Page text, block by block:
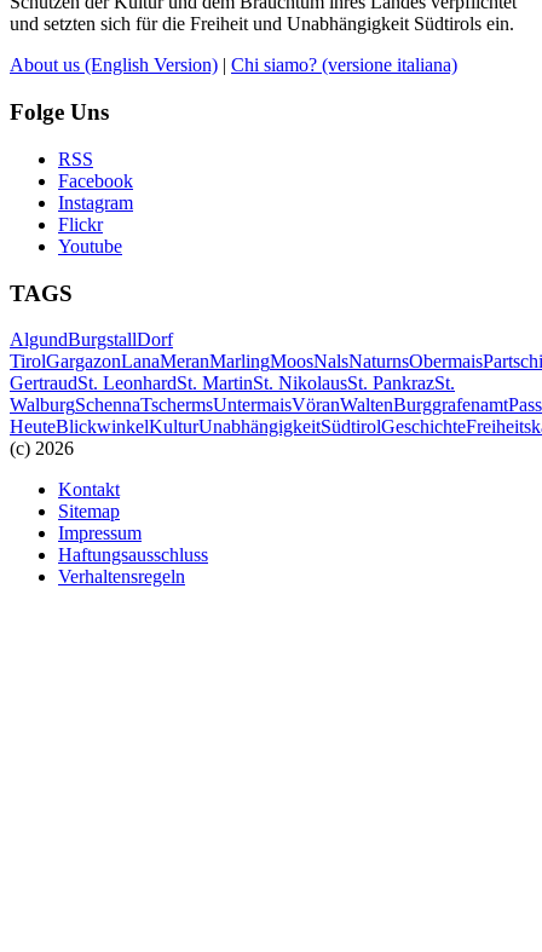
und setzten sich für die Freiheit und Unabhängigkeit Südtirols ein.
About us (English Version) | Chi siamo? (versione italiana)
Folge Uns
RSS
Facebook
Instagram
Flickr
Youtube
TAGS
AlgundBurgstallDorf
TirolGargazonLanaMeranMarlingMoosNalsNaturnsObermais
GertraudSt. LeonhardSt. MartinSt. NikolausSt. PankrazSt.
WalburgSchennaTschermsUntermaisVöranWaltenBurggrafenamt
HeuteBlickwinkelKulturUnabhängigkeitSüdtirolGeschichte
(c) 2026
Kontakt
Sitemap
Impressum
Haftungsausschluss
Verhaltensregeln